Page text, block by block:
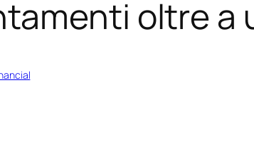
oltre a